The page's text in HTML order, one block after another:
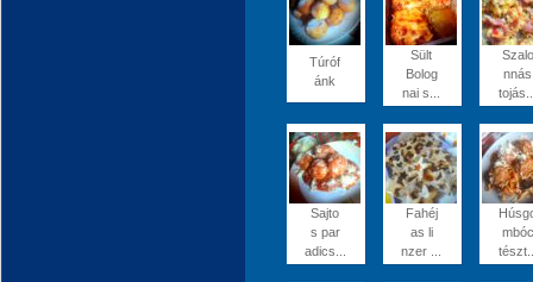
Túróf
ánk
Sült
Bolog
nai s...
Szalo
nnás
Sajto
s par
adics...
Fahéj
as li
nzer ...
mbóc